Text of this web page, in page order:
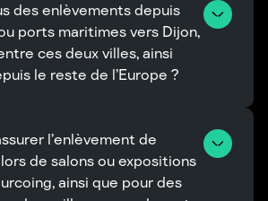
des enlèvements depuis
ports maritimes vers Dijon,
ces deux villes, ainsi
le reste de l’Europe ?
l’enlèvement de
de salons ou expositions
ainsi que pour des